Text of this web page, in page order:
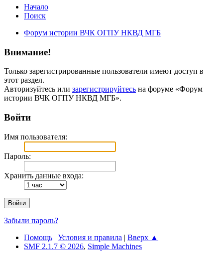
Начало
Поиск
Форум истории ВЧК ОГПУ НКВД МГБ
Внимание!
Только зарегистрированные пользователи имеют доступ в
этот раздел.
Авторизуйтесь или зарегистрируйтесь на форуме «Форум
истории ВЧК ОГПУ НКВД МГБ».
Войти
Имя пользователя:
Пароль:
Хранить данные входа:
Забыли пароль?
Помощь | Условия и правила | Вверх ▲
SMF 2.1.7 © 2026, Simple Machines